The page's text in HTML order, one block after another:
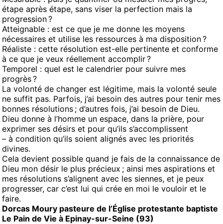
étape après étape, sans viser la perfection mais la
progression ?
Atteignable : est ce que je me donne les moyens
nécessaires et utilise les ressources à ma disposition ?
Réaliste : cette résolution est-elle pertinente et conforme
à ce que je veux réellement accomplir ?
Temporel : quel est le calendrier pour suivre mes
progrès ?
La volonté de changer est légitime, mais la volonté seule
ne suffit pas. Parfois, j’ai besoin des autres pour tenir mes
bonnes résolutions ; d’autres fois, j’ai besoin de Dieu.
Dieu donne à l’homme un espace, dans la prière, pour
exprimer ses désirs et pour qu’ils s’accomplissent
– à condition qu’ils soient alignés avec les priorités
divines.
Cela devient possible quand je fais de la connaissance de
Dieu mon désir le plus précieux ; ainsi mes aspirations et
mes résolutions s’alignent avec les siennes, et je peux
progresser, car c’est lui qui crée en moi le vouloir et le
faire.
Dorcas Moury pasteure de l’Église protestante baptiste
Le Pain de Vie à Epinay-sur-Seine (93)